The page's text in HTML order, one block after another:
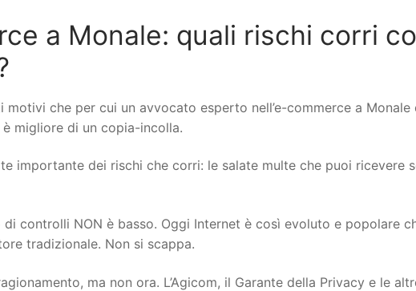
a Monale: quali rischi corri
che per cui un avvocato esperto nell’e-commerce a Monale
migliore di un copia-incolla.
importante dei rischi che corri: le salate multe che puoi ricevere
controlli NON è basso. Oggi Internet è così evoluto e popolare
tradizionale. Non si scappa.
ma non ora. L’Agicom, il Garante della Privacy e le